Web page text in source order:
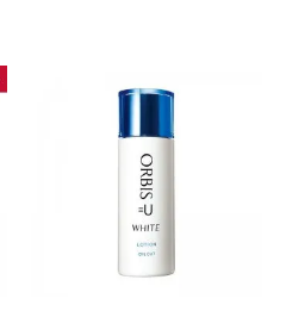
質*2 角層内*3 うるおいによりキメ
を整えて毛穴を目立たなくする*4
洗浄による汚れの除去*5 すべての
方に皮膚刺激がおきないというわけ
ではありません※敏感肌対象パッチ
テスト済（すべての人に皮膚刺激が
おきないというわけではありませ
現。シミやそばかすという「点」だ
「面」での透明感を阻害する原因を
引き起こしていることがわかりまし
た。そこでオルビス ブライト シリ
ーズは「メラニンにじみ」に着目し
て「高圧処理ビタミンC(*7)」を採
用。肌奥(*6)まで浸透し、シミやソ
バカスの原因となるメラニンの生成